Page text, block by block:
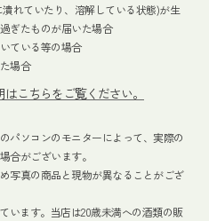
れていたり、溶解している状態)が生
ぎたものが届いた場合
ている等の場合
場合
こちらをご覧ください。
パソコンのモニターによって、実際の
合がございます。
写真の商品と現物が異なることがござ
います。当店は20歳未満への酒類の販